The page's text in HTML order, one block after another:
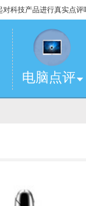
科技产品进行真实点评
电脑点评